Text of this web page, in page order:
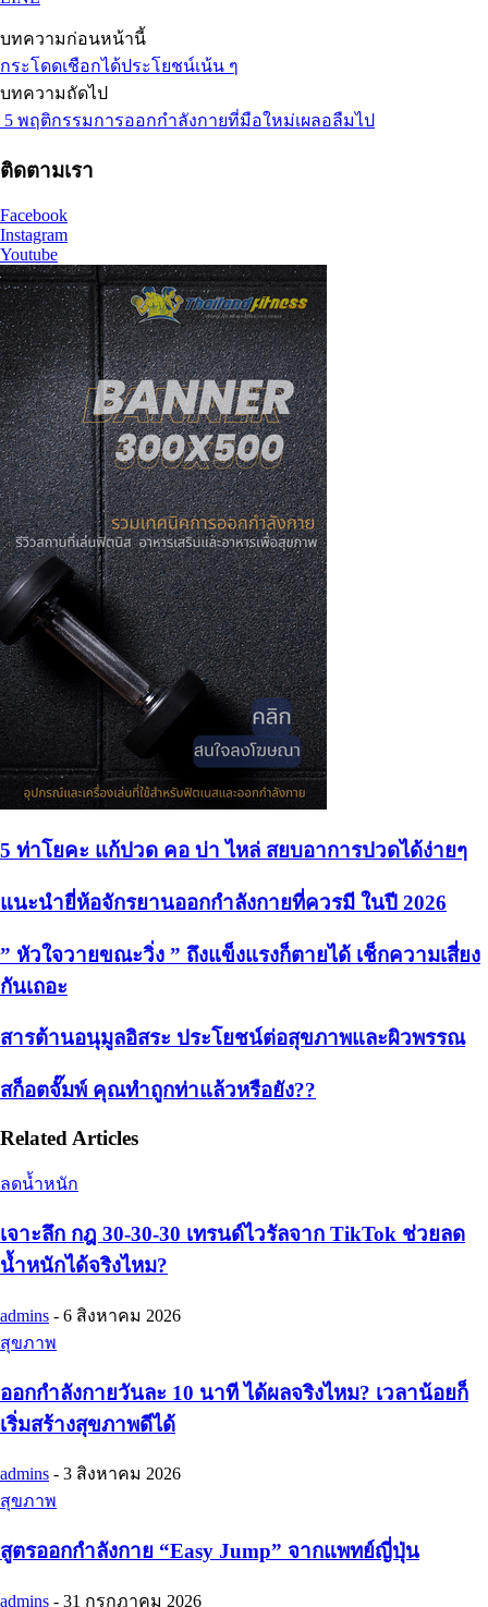
บทความก่อนหน้านี้
กระโดดเชือกได้ประโยชน์เน้น ๆ
บทความถัดไป
5 พฤติกรรมการออกกำลังกายที่มือใหม่เผลอลืมไป
ติดตามเรา
Facebook
Instagram
Youtube
5 ท่าโยคะ แก้ปวด คอ บ่า ไหล่ สยบอาการปวดได้ง่ายๆ
แนะนำยี่ห้อจักรยานออกกำลังกายที่ควรมี ในปี 2026
” หัวใจวายขณะวิ่ง ” ถึงแข็งแรงก็ตายได้ เช็กความเสี่ยง
กันเถอะ
สารต้านอนุมูลอิสระ ประโยชน์ต่อสุขภาพและผิวพรรณ
สก็อตจั๊มพ์ คุณทำถูกท่าแล้วหรือยัง??
Related Articles
ลดน้ำหนัก
เจาะลึก กฎ 30-30-30 เทรนด์ไวรัลจาก TikTok ช่วยลด
น้ำหนักได้จริงไหม?
admins - 6 สิงหาคม 2026
สุขภาพ
ออกกำลังกายวันละ 10 นาที ได้ผลจริงไหม? เวลาน้อยก็
เริ่มสร้างสุขภาพดีได้
admins - 3 สิงหาคม 2026
สุขภาพ
สูตรออกกำลังกาย “Easy Jump” จากแพทย์ญี่ปุ่น
admins - 31 กรกฎาคม 2026